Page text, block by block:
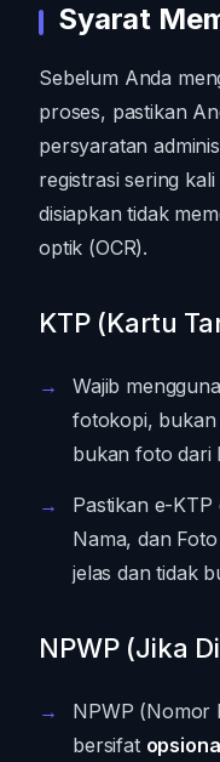
Syarat
Sebelum Anda
proses, pastikan
persyaratan
registrasi sering
disiapkan tidak
optik (OCR).
KTP (Kartu
Wajib
fotokopi,
bukan foto dari
Pastikan e-
Nama, dan
jelas dan tidak
NPWP (Jika
NPWP (Nomor
bersifat